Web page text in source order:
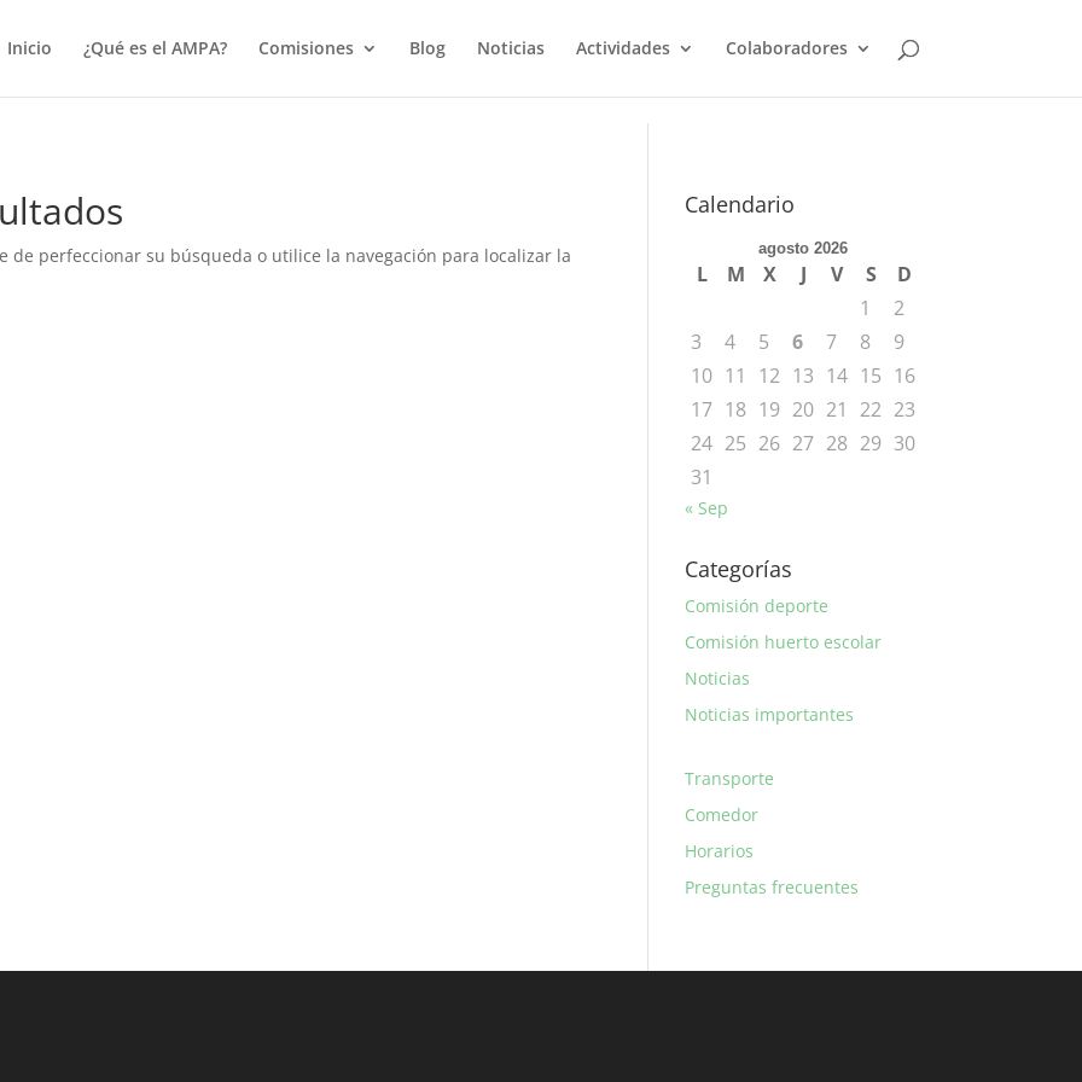
Inicio
¿Qué es el AMPA? Comisiones Blog Noticias Actividades Colaboradores
de perfeccionar su búsqueda o utilice la navegación para localizar la
Calendario
agosto 2026
L M X J V S
D
1
2
3
4 5 6 7 8
9
10 11 12 13 14 15 16
17 18 19 20 21 22 23
24 25 26 27 28 29 30
31
« Sep
Categorías
Comisión deporte
Comisión huerto escolar
Noticias
Noticias importantes
Transporte
Comedor
Horarios
Preguntas frecuentes